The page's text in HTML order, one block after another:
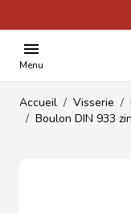
Menu
Accueil / Visserie /
/ Boulon DIN 933